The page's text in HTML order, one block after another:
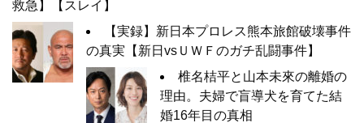
救急】【スレイ】
【実録】新日本プロレス熊本旅館破壊事件
の真実【新日vsＵＷＦのガチ乱闘事件】
椎名桔平と山本未來の離婚の
理由。夫婦で盲導犬を育てた結
婚16年目の真相